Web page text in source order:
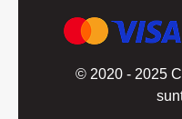
© 2020 - 2025